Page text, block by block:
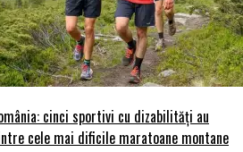
cinci sportivi cu dizabilități au
cele mai dificile maratoane montane